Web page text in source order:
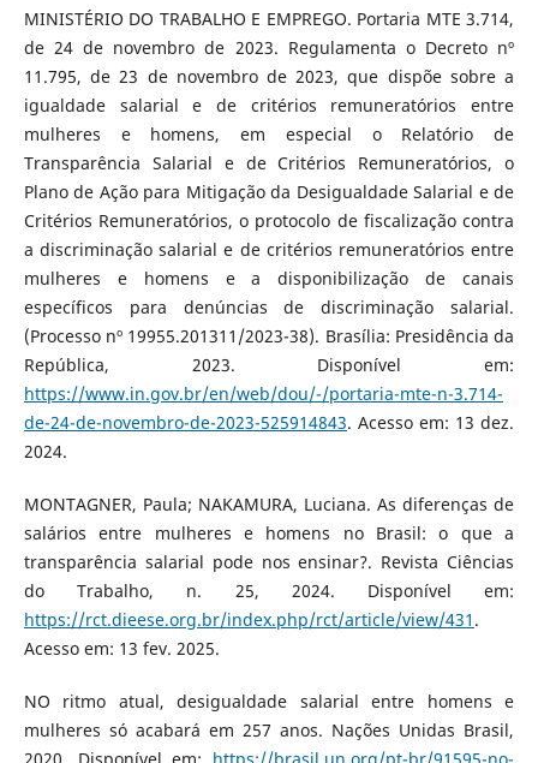
MINISTÉRIO DO TRABALHO E EMPREGO. Portaria MTE 3.714,
de 24 de novembro de 2023. Regulamenta o Decreto nº
11.795, de 23 de novembro de 2023, que dispõe sobre a
igualdade salarial e de critérios remuneratórios entre
mulheres e homens, em especial o Relatório de
Transparência Salarial e de Critérios Remuneratórios, o
Plano de Ação para Mitigação da Desigualdade Salarial e de
Critérios Remuneratórios, o protocolo de fiscalização contra
a discriminação salarial e de critérios remuneratórios entre
mulheres e homens e a disponibilização de canais
específicos para denúncias de discriminação salarial.
(Processo nº 19955.201311/2023-38). Brasília: Presidência da
República, 2023. Disponível em:
https://www.in.gov.br/en/web/dou/-/portaria-mte-n-3.714-
de-24-de-novembro-de-2023-525914843. Acesso em: 13 dez.
2024.
MONTAGNER, Paula; NAKAMURA, Luciana. As diferenças de
salários entre mulheres e homens no Brasil: o que a
transparência salarial pode nos ensinar?. Revista Ciências
do Trabalho, n. 25, 2024. Disponível em:
https://rct.dieese.org.br/index.php/rct/article/view/431 .
Acesso em: 13 fev. 2025.
NO ritmo atual, desigualdade salarial entre homens e
mulheres só acabará em 257 anos. Nações Unidas Brasil,